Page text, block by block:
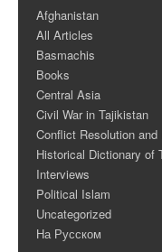
Afghanistan
All Articles
Basmachis
Books
Central Asia
Civil War in Tajikistan
Conflict Resolution
Historical Dictionary of
Interviews
Political Islam
Uncategorized
На Русском